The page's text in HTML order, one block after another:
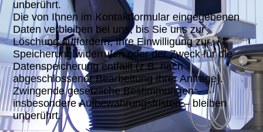
unberührt.
Die von Ihnen im Kontaktformular eingegebenen
Daten verbleiben bei uns, bis Sie uns zur
Löschung auffordern, Ihre Einwilligung zur
Speicherung widerrufen oder der Zweck für die
Datenspeicherung entfällt (z.B. nach
abgeschlossener Bearbeitung Ihrer Anfrage).
Zwingende gesetzliche Bestimmungen –
insbesondere Aufbewahrungsfristen – bleiben
unberührt.